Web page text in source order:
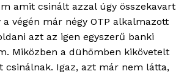
amit csinált azzal úgy összekavart
végén már négy OTP alkalmazott
azt az igen egyszerű banki
Miközben a dühömben kikövetelt
Igaz, azt már nem látta,